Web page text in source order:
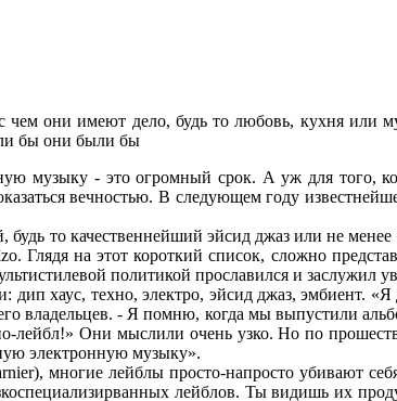
они имеют дело, будь то любовь, кухня или
бы они были бы
музыку - это огромный срок. А уж для того,
вечностью. В следующем году
то качественнейший эйсид джаз или не менее
на этот короткий список, сложно
политикой прославился и заслужил
хаус, техно, электро, эйсид джаз, эмбиент.
владельцев. - Я помню, когда мы выпустили
лейбл!» Они мыслили очень узко. Но по
электронную музыку».
многие лейблы просто-напросто убивают
лейблов. Ты видишь их